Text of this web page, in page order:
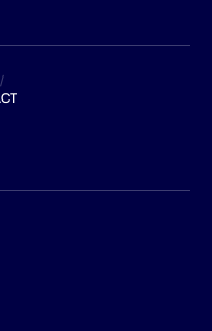
/